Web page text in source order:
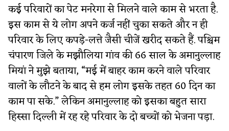
कई परिवारों का पेट मनरेगा से मिलने वाले काम से भरता है.
इस काम से ये लोग अपने कर्ज नहीं चुका सकते और न ही
परिवार के लिए कपड़े-लत्ते जैसी चीजें खरीद सकते हैं. पश्चिम
चंपारण जिले के मझौलिया गांव की 66 साल के अमानुल्लाह
मियां ने मुझे बताया, “मई में बाहर काम करने वाले परिवार
वालों के लौटने के बाद से हम लोग इसके तहत 60 दिन का
काम पा सके.” लेकिन अमानुल्लाह को इसका बहुत सारा
हिस्सा दिल्ली में रह रहे परिवार के दो बच्चों को भेजना पड़ा.